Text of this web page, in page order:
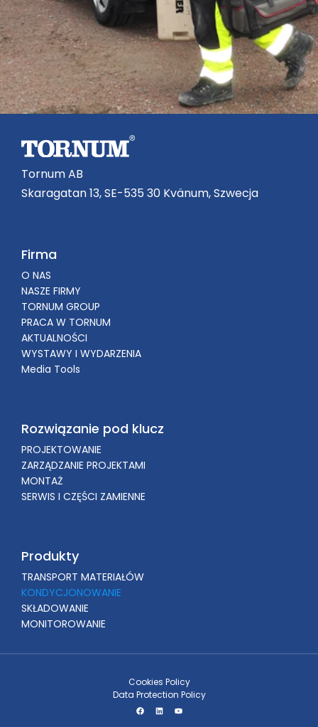
Tornum AB
Skaragatan 13, SE-535 30 Kvänum, Szwecja
Firma
O NAS
NASZE FIRMY
TORNUM GROUP
PRACA W TORNUM
AKTUALNOŚCI
WYSTAWY I WYDARZENIA
Media Tools
Rozwiązanie pod klucz
PROJEKTOWANIE
ZARZĄDZANIE PROJEKTAMI
MONTAŻ
SERWIS I CZĘŚCI ZAMIENNE
Produkty
TRANSPORT MATERIAŁÓW
KONDYCJONOWANIE
SKŁADOWANIE
MONITOROWANIE
Cookies Policy
Data Protection Policy